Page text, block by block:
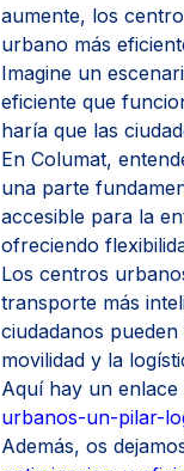
aumente, los
urbano más
Imagine un
eficiente que
haría que las
En Columat,
una parte
accesible para la
ofreciendo
Los centros
transporte más
ciudadanos
movilidad y la
Aquí hay un
urbanos-un-pilar-
Además, os